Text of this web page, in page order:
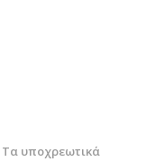
Τα υποχρεωτικά